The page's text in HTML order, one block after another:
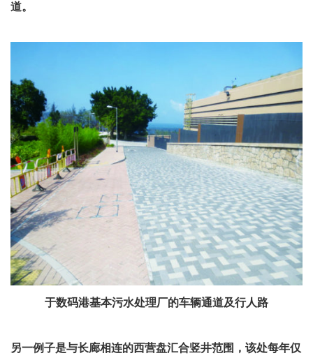
道。
于数码港基本污水处理厂的车辆通道及行人路
另一例子是与长廊相连的西营盘汇合竖井范围，该处每年仅